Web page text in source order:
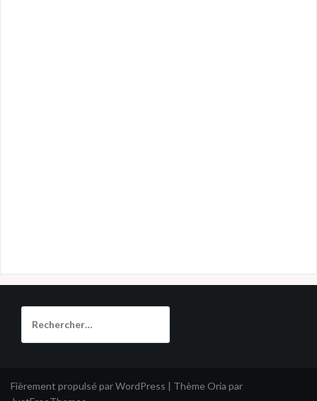
Fièrement propulsé par WordPress | Thème Oria par